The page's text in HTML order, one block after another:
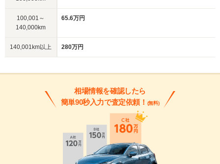
100,001～
140,000km
65.6万円
140,001km以上 280万円
相場情報を確認したら
簡単90秒入力で査定依頼！ (無料)